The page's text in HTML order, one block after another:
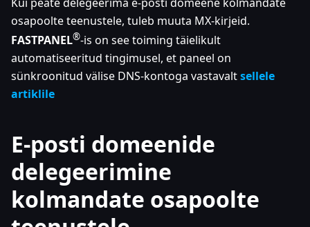
osapoolte teenustele, tuleb muuta MX-kirjeid.
FASTPANEL®-is on see toiming täielikult
automatiseeritud tingimusel, et paneel on
sünkroonitud välise DNS-kontoga vastavaltsellele
artiklile
E-posti domeenide
delegeerimine
kolmandate osapoolte